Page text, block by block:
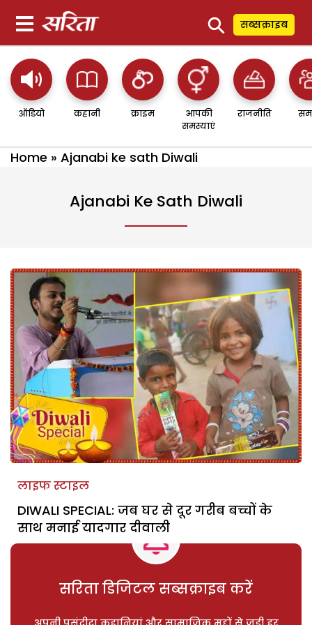
⚲ सब्सक्राइब
ऑडियो कहानी क्राइम
आपकी
समस्याएं
राजनीति
Home » Ajanabi ke sath Diwali
Ajanabi Ke Sath Diwali
लाइफ स्टाइल
DIWALI SPECIAL: जब घर से दूर गरीब बच्चों के
साथ मनाई यादगार दीवाली
सरिता डिजिटल सब्सक्राइब करें